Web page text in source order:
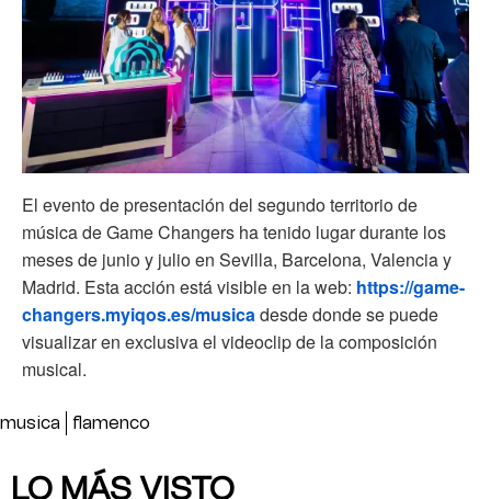
El evento de presentación del segundo territorio de
música de Game Changers ha tenido lugar durante los
meses de junio y julio en Sevilla, Barcelona, Valencia y
Madrid. Esta acción está visible en la web: https://game-
changers.myiqos.es/musicadesde donde se puede
visualizar en exclusiva el videoclip de la composición
musical.
musica flamenco
LO MÁS VISTO